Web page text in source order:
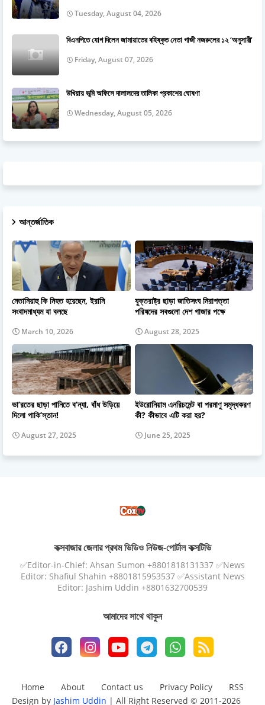
Tuesday, August 04, 2026
বিএনপিতে যোগ দিলেন জামায়াতের বহিষ্কৃত নেতা গাজী নজরুলের ১২ ‘অনুসারী’
Friday, August 07, 2026
উখিয়ায় ভূমি অফিসে দালালদের তালিকা প্রকাশের ঘোষণা
Wednesday, August 05, 2026
আন্তর্জাতিক
নেতানিয়াহু কি নিহত হয়েছেন, ইরানি
সংবাদমাধ্যম যা বলছে
March 10, 2026
যুক্তরাষ্ট্র ছাড়া জাতিসংঘ নিরাপত্তা
পরিষদের সবগুলো দেশ গাজার পক্ষে
August 28, 2025
ভা’রতের ছাড়া পানিতে ব’ন্যা, বাঁধ উড়িয়ে
দিলো পাকি’স্তান!
August 27, 2025
ইউরোনিয়াম এনরিচমেন্ট বা পরমাণু সমৃদ্ধকরণ
কী? কীভাবে এটি করা হয়?
June 25, 2025
কক্সবাজার জেলার প্রথম ভিডিও নিউজ-পোর্টাল কক্সটিভি
✅Editor-in-Chief: Ahsan Sumon +8801818131337 ✅News
Editor: Shafiul Shahin +8801815953537 ✅Assistant News
Editor: Jashim Uddin +8801632700539
আমাদের সাথে থাকুন
Home About Contact us Privacy Policy
RSS
Design by Jashim Uddin | All Right Reserved © 2011-2026